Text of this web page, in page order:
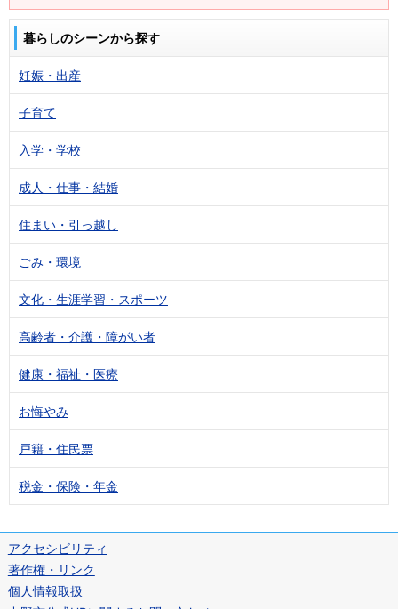
暮らしのシーンから探す
妊娠・出産
子育て
入学・学校
成人・仕事・結婚
住まい・引っ越し
ごみ・環境
文化・生涯学習・スポーツ
高齢者・介護・障がい者
健康・福祉・医療
お悔やみ
戸籍・住民票
税金・保険・年金
アクセシビリティ
著作権・リンク
個人情報取扱